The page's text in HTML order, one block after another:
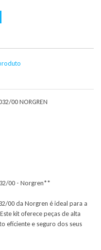
00 NORGREN
00 - Norgren**
00 da Norgren é ideal para a
kit oferece peças de alta
eficiente e seguro dos seus